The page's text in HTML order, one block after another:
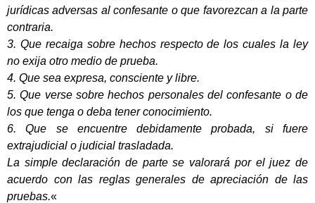
jurídicas adversas al confesante o que favorezcan a la parte
contraria.
3. Que recaiga sobre hechos respecto de los cuales la ley
no exija otro medio de prueba.
4. Que sea expresa, consciente y libre.
5. Que verse sobre hechos personales del confesante o de
los que tenga o deba tener conocimiento.
6. Que se encuentre debidamente probada, si fuere
extrajudicial o judicial trasladada.
La simple declaración de parte se valorará por el juez de
acuerdo con las reglas generales de apreciación de las
pruebas.«